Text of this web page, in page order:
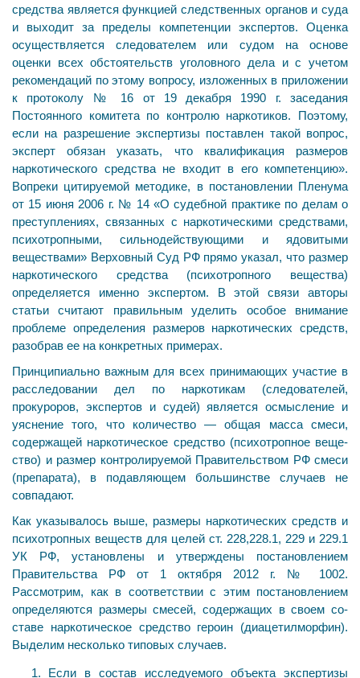
средства является функцией следственных органов и суда
и выходит за пределы компетенции экспертов. Оценка
осуществляется следователем или судом на основе
оценки всех обстоятельств уголовного дела и с учетом
рекомендаций по этому вопросу, изложенных в приложении
к протоколу № 16 от 19 декабря 1990 г. заседания
Постоянного комитета по контролю наркотиков. Поэтому,
если на разрешение экспертизы поставлен такой вопрос,
эксперт обязан указать, что квалификация разме­ров
наркотического средства не входит в его компетенцию».
Вопреки цитируемой методике, в постановлении Пленума
от 15 июня 2006 г. № 14 «О судебной практике по делам о
преступлениях, связанных с наркотическими средствами,
психотропными, сильнодействующими и ядовитыми
веществами» Верховный Суд РФ прямо ука­зал, что размер
наркотического средства (психотропного вещества)
определяется именно экспертом. В этой связи авторы
статьи считают правильным уделить особое вни­мание
проблеме определения размеров наркотических средств,
разобрав ее на конкретных примерах.
Принципиально важным для всех принимающих уча­стие в
расследовании дел по наркотикам (следователей,
прокуроров, экспертов и судей) является осмысление и
уяснение того, что количество — общая масса смеси,
содержащей наркотическое средство (психотропное веще­
ство) и размер контролируемой Правительством РФ сме­си
(препарата), в подавляющем большинстве случаев не
совпадают.
Как указывалось выше, размеры наркотических средств и
психотропных веществ для целей ст. 228,228.1, 229 и 229.1
УК РФ, установлены и утверждены поста­новлением
Правительства РФ от 1 октября 2012 г. № 1002.
Рассмотрим, как в соответствии с этим постановлением
определяются размеры смесей, содержащих в своем со­
ставе наркотическое средство героин (диацетилморфин).
Выделим несколько типовых случаев.
Если в состав исследуемого объекта экспертизы